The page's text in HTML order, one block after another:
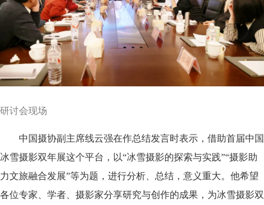
研讨会现场
中国摄协副主席线云强在作总结发言时表示，借助首届中国
冰雪摄影双年展这个平台，以“冰雪摄影的探索与实践”“摄影助
力文旅融合发展”等为题，进行分析、总结，意义重大。他希望
各位专家、学者、摄影家分享研究与创作的成果，为冰雪摄影双